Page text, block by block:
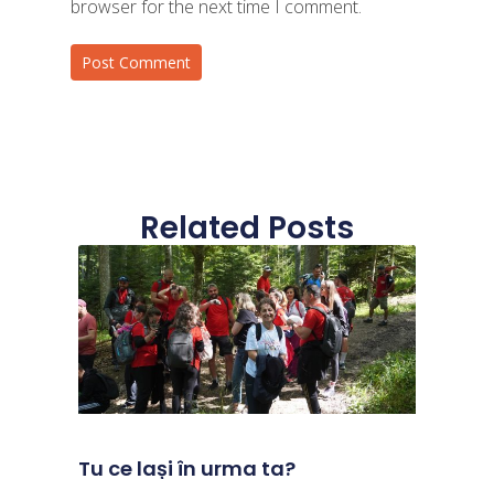
browser for the next time I comment.
Related Posts
Tu ce lași în urma ta?